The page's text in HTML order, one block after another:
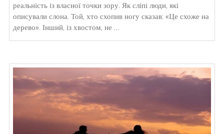
реальність із власної точки зору. Як сліпі люди, які
описували слона. Той, хто схопив ногу сказав: «Це схоже на
дерево». Інший, із хвостом, не …